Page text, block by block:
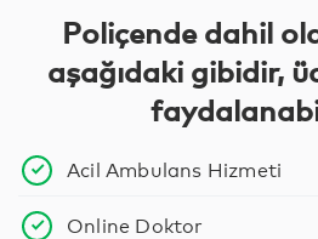
Poliçende dahil
aşağıdaki gibidir,
Acil Ambulans Hizmeti
Online Doktor